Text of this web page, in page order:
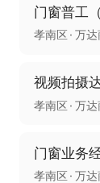
门窗普工
孝南区 万达
视频拍摄
孝南区 万达
门窗业务
孝南区 万达